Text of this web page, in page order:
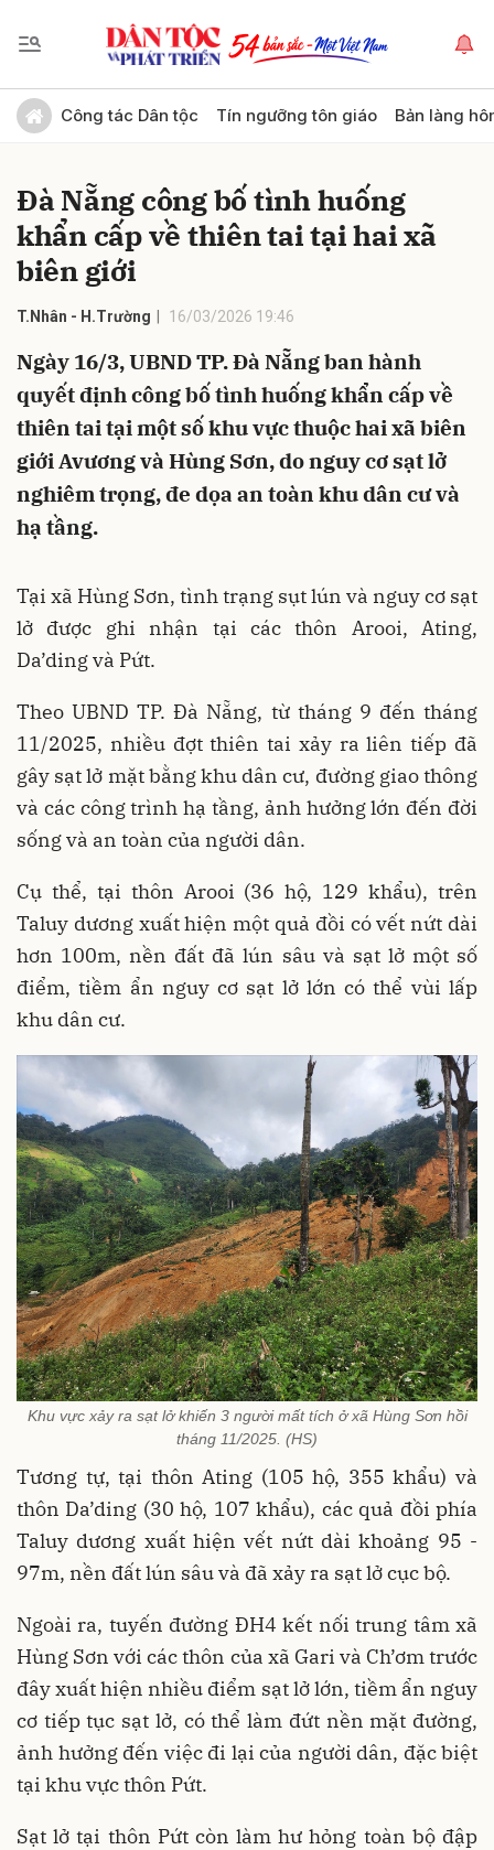
Công tác Dân tộc Tín ngưỡng tôn giáo Bản làng
Đà Nẵng công bố tình huống
khẩn cấp về thiên tai tại hai xã
biên giới
T.Nhân - H.Trường 16/03/2026 19:46
Ngày 16/3, UBND TP. Đà Nẵng ban hành
quyết định công bố tình huống khẩn cấp về
thiên tai tại một số khu vực thuộc hai xã biên
giới Avương và Hùng Sơn, do nguy cơ sạt lở
nghiêm trọng, đe dọa an toàn khu dân cư và
hạ tầng.
Tại xã Hùng Sơn, tình trạng sụt lún và nguy cơ sạt
lở được ghi nhận tại các thôn Arooi, Ating,
Da’ding và Pứt.
Theo UBND TP. Đà Nẵng, từ tháng 9 đến tháng
11/2025, nhiều đợt thiên tai xảy ra liên tiếp đã
gây sạt lở mặt bằng khu dân cư, đường giao thông
và các công trình hạ tầng, ảnh hưởng lớn đến đời
sống và an toàn của người dân.
Cụ thể, tại thôn Arooi (36 hộ, 129 khẩu), trên
Taluy dương xuất hiện một quả đồi có vết nứt dài
hơn 100m, nền đất đã lún sâu và sạt lở một số
điểm, tiềm ẩn nguy cơ sạt lở lớn có thể vùi lấp
khu dân cư.
Khu vực xảy ra sạt lở khiến 3 người mất tích ở xã Hùng Sơn hồi
tháng 11/2025. (HS)
Tương tự, tại thôn Ating (105 hộ, 355 khẩu) và
thôn Da’ding (30 hộ, 107 khẩu), các quả đồi phía
Taluy dương xuất hiện vết nứt dài khoảng 95 -
97m, nền đất lún sâu và đã xảy ra sạt lở cục bộ.
Ngoài ra, tuyến đường ĐH4 kết nối trung tâm xã
Hùng Sơn với các thôn của xã Gari và Ch’ơm trước
đây xuất hiện nhiều điểm sạt lở lớn, tiềm ẩn nguy
cơ tiếp tục sạt lở, có thể làm đứt nền mặt đường,
ảnh hưởng đến việc đi lại của người dân, đặc biệt
tại khu vực thôn Pứt.
Sạt lở tại thôn Pứt còn làm hư hỏng toàn bộ đập
Gửi bình luận